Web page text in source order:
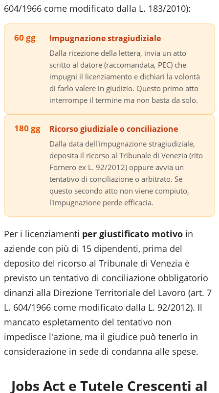
604/1966 come modificato dalla L. 183/2010):
60 gg Impugnazione stragiudiziale
Dalla ricezione della lettera, invia un atto
scritto al datore (raccomandata, PEC) che
impugni il licenziamento e dichiari la volontà
di farlo valere in giudizio. Questo primo atto
interrompe il termine ma non basta da solo.
180 gg Ricorso giudiziale o conciliazione
Dalla data dell'impugnazione stragiudiziale,
deposita il ricorso al Tribunale di Venezia (rito
Fornero ex L. 92/2012) oppure avvia un
tentativo di conciliazione o arbitrato. Se
questo secondo atto non viene compiuto,
l'impugnazione perde efficacia.
Per i licenziamenti per giustificato motivo in
aziende con più di 15 dipendenti, prima del
deposito del ricorso al Tribunale di Venezia è
previsto un tentativo di conciliazione obbligatorio
dinanzi alla Direzione Territoriale del Lavoro (art. 7
L. 604/1966 come modificato dalla L. 92/2012). Il
mancato espletamento del tentativo non
impedisce l'azione, ma il giudice può tenerlo in
considerazione in sede di condanna alle spese.
Jobs Act e Tutele Crescenti al